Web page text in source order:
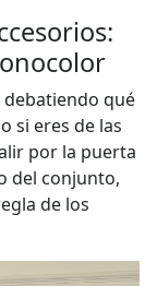
debatiendo qué
si eres de las
por la puerta
del conjunto,
de los